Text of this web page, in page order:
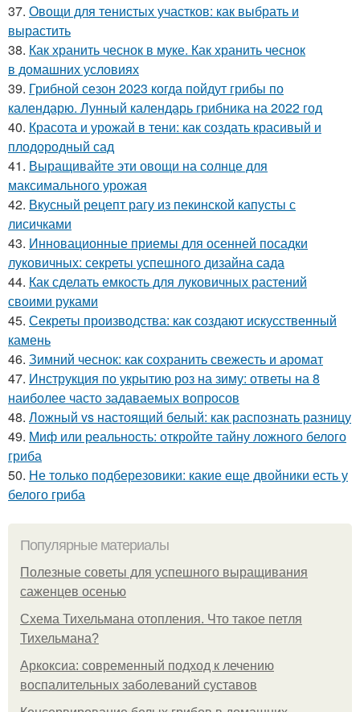
37. Овощи для тенистых участков: как выбрать и
вырастить
38. Как хранить чеснок в муке. Как хранить чеснок
в домашних условиях
39. Грибной сезон 2023 когда пойдут грибы по
календарю. Лунный календарь грибника на 2022 год
40. Красота и урожай в тени: как создать красивый и
плодородный сад
41. Выращивайте эти овощи на солнце для
максимального урожая
42. Вкусный рецепт рагу из пекинской капусты с
лисичками
43. Инновационные приемы для осенней посадки
луковичных: секреты успешного дизайна сада
44. Как сделать емкость для луковичных растений
своими руками
45. Секреты производства: как создают искусственный
камень
46. Зимний чеснок: как сохранить свежесть и аромат
47. Инструкция по укрытию роз на зиму: ответы на 8
наиболее часто задаваемых вопросов
48. Ложный vs настоящий белый: как распознать разницу
49. Миф или реальность: откройте тайну ложного белого
гриба
50. Не только подберезовики: какие еще двойники есть у
белого гриба
Популярные материалы
Полезные советы для успешного выращивания
саженцев осенью
Схема Тихельмана отопления. Что такое петля
Тихельмана?
Аркоксиа: современный подход к лечению
воспалительных заболеваний суставов